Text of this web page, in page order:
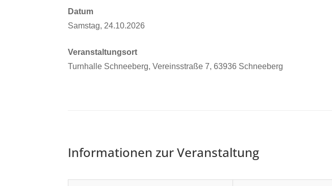
Datum
Samstag, 24.10.2026
Veranstaltungsort
Turnhalle Schneeberg, Vereinsstraße 7, 63936 Schneeberg
Informationen zur Veranstaltung